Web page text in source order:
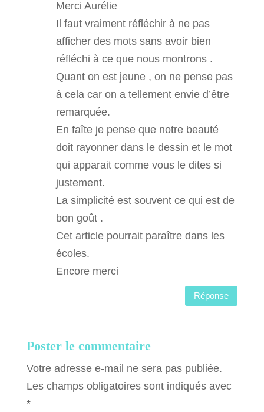
Merci Aurélie
Il faut vraiment réfléchir à ne pas
afficher des mots sans avoir bien
réfléchi à ce que nous montrons .
Quant on est jeune , on ne pense pas
à cela car on a tellement envie d’être
remarquée.
En faîte je pense que notre beauté
doit rayonner dans le dessin et le mot
qui apparait comme vous le dites si
justement.
La simplicité est souvent ce qui est de
bon goût .
Cet article pourrait paraître dans les
écoles.
Encore merci
Réponse
Poster le commentaire
Votre adresse e-mail ne sera pas publiée.
Les champs obligatoires sont indiqués avec
*